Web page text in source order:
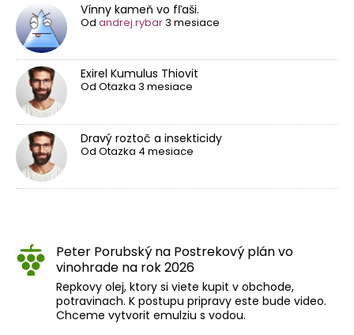
Vínny kameň vo fľaši.
Od andrej.rybar3 mesiace
Exirel Kumulus Thiovit
Od Otazka 3 mesiace
Dravý roztoč a insekticidy
Od Otazka 4 mesiace
Peter Porubský na Postrekový plán vo
vinohrade na rok 2026
Repkovy olej, ktory si viete kupit v obchode,
potravinach. K postupu pripravy este bude video.
Chceme vytvorit emulziu s vodou.